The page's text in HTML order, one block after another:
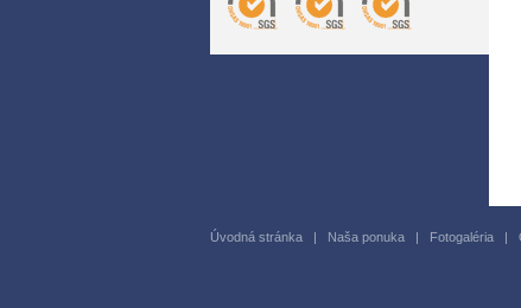
Úvodná stránka | Naša ponuka | Fotogaléria |